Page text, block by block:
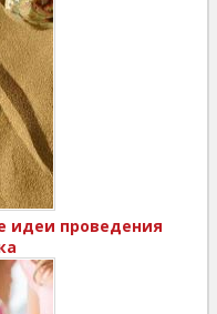
идеи проведения